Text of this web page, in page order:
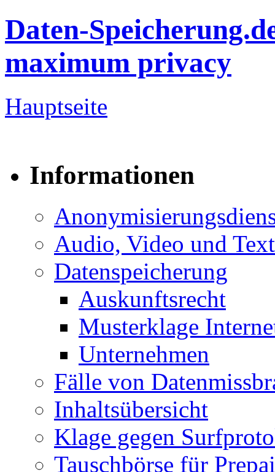
Daten-
maximum privacy
Hauptseite
Informationen
Audio, Video und Text
Datenspeicherung
Auskunftsrecht
Musterklage
Unternehmen
Fälle von
Inhaltsübersicht
Klage gegen
Tauschbörse für